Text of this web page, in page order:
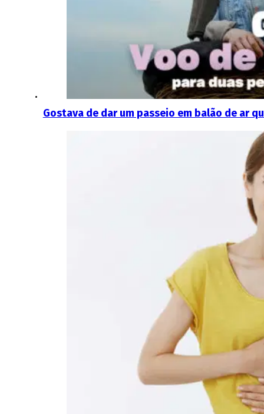
Gostava de dar um passeio em balão de ar